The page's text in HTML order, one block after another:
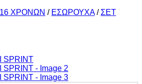
16 ΧΡΟΝΩΝ / ΕΣΩΡΟΥΧΑ / ΣΕΤ